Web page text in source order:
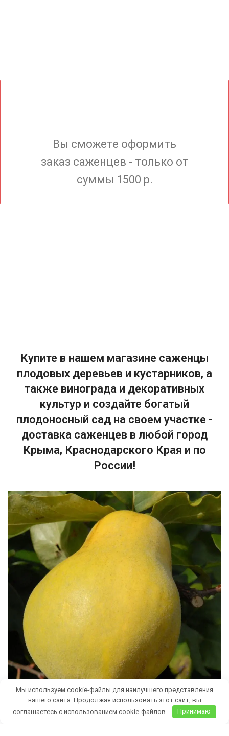
Вы сможете оформить
заказ саженцев - только от
суммы 1500 р.
Купите в нашем магазине саженцы
плодовых деревьев и кустарников, а
также винограда и декоративных
культур и создайте богатый
плодоносный сад на своем участке -
доставка саженцев в любой город
Крыма, Краснодарского Края и по
России!
Мы используем cookie-файлы для наилучшего представления
нашего сайта. Продолжая использовать этот сайт, вы
соглашаетесь с использованием cookie-файлов.
Принимаю